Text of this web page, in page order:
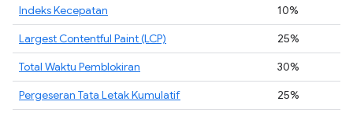
Indeks Kecepatan
10%
Largest Contentful Paint (LCP)
25%
Total Waktu Pemblokiran
30%
Pergeseran Tata Letak Kumulatif
25%